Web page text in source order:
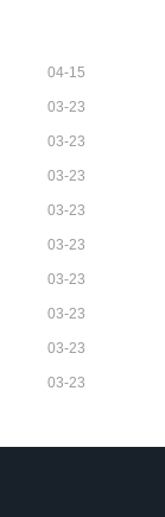
04-15
03-23
03-23
03-23
03-23
03-23
03-23
03-23
03-23
03-23